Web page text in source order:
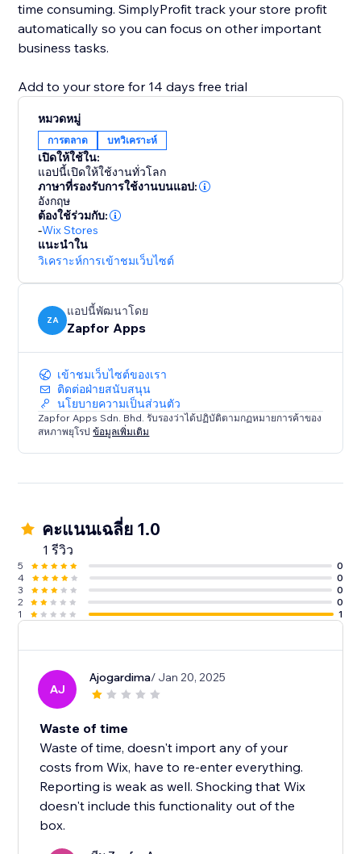
time consuming. SimplyProfit track your store profit
automatically so you can focus on other important
business tasks.
Add to your store for 14 days free trial
หมวดหมู่
การตลาด บทวิเคราะห์
เปิดให้ใช้ใน:
แอปนี้เปิดให้ใช้งานทั่วโลก
ภาษาที่รองรับการใช้งานบนแอป:
อังกฤษ
ต้องใช้ร่วมกับ:
-Wix Stores
แนะนำใน
วิเคราะห์การเข้าชมเว็บไซต์
ZA
แอปนี้พัฒนาโดย
Zapfor Apps
เข้าชมเว็บไซต์ของเรา
ติดต่อฝ่ายสนับสนุน
นโยบายความเป็นส่วนตัว
Zapfor Apps Sdn. Bhd. รับรองว่าได้ปฏิบัติตามกฏหมายการค้าของ
สหภาพยุโรปข้อมูลเพิ่มเติม
คะแนนเฉลี่ย 1.0
1 รีวิว
5
0
4
0
3
0
2
0
1
1
AJ
Ajogardima/ Jan 20, 2025
Waste of time
Waste of time, doesn't import any of your
costs from Wix, have to re-enter everything.
Reporting is weak as well. Shocking that Wix
doesn't include this functionality out of the
box.